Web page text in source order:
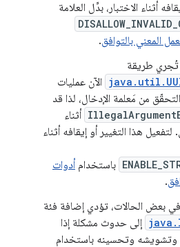
أثناء الاختبار، بدِّل العلامة
المعني بالتوافق.
طريقة
الآن عمليات
من مَعلمة الإدخال، لذا قد
أثناء
هذا التغيير أو إيقافه أثناء
باستخدام أدوات
.
بعض الحالات، تؤدي إضافة فئة
إلى حدوث مشكلة إذا
وتحسينه باستخدام